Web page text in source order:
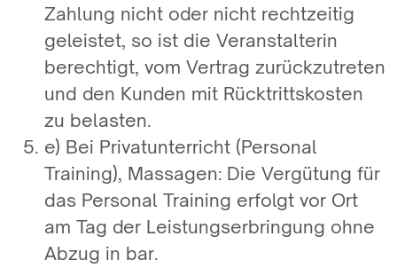
Zahlung nicht oder nicht rechtzeitig
geleistet, so ist die Veranstalterin
berechtigt, vom Vertrag zurückzutreten
und den Kunden mit Rücktrittskosten
zu belasten.
e) Bei Privatunterricht (Personal
Training), Massagen: Die Vergütung für
das Personal Training erfolgt vor Ort
am Tag der Leistungserbringung ohne
Abzug in bar.